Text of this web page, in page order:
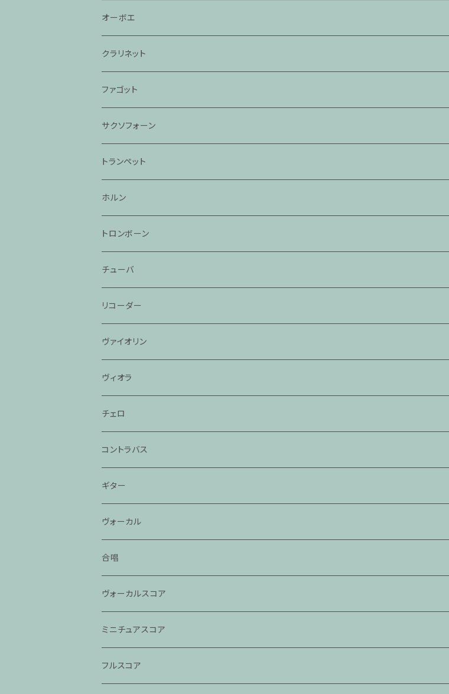
オーボエ
クラリネット
ファゴット
サクソフォーン
トランペット
ホルン
トロンボーン
チューバ
リコーダー
ヴァイオリン
ヴィオラ
チェロ
コントラバス
ギター
ヴォーカル
合唱
ヴォーカルスコア
ミニチュアスコア
フルスコア